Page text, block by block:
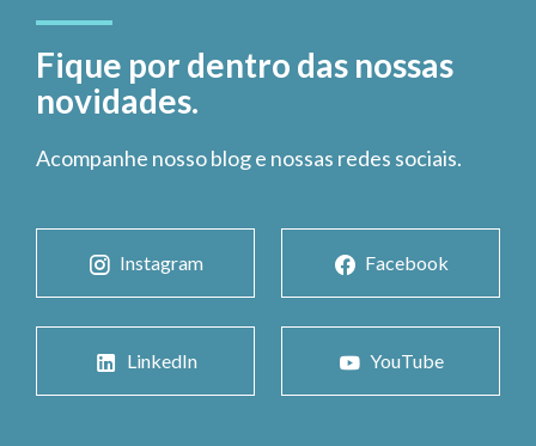
Fique por dentro das nossas
novidades.
Acompanhe nosso blog e nossas redes sociais.
Instagram Facebook
LinkedIn YouTube